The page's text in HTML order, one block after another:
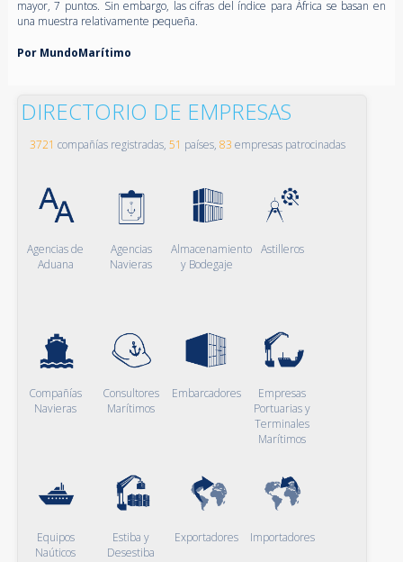
mayor, 7 puntos. Sin embargo, las cifras del índice para África se basan en
una muestra relativamente pequeña.
Por MundoMarítimo
DIRECTORIO DE EMPRESAS
3721 compañías registradas, 51 países, 83 empresas patrocinadas
Agencias de
Aduana
Agencias
Navieras
Almacenamiento
y Bodegaje
Astilleros
Compañías
Navieras
Consultores
Marítimos
Embarcadores
Empresas
Portuarias y
Terminales
Marítimos
Equipos
Naúticos
Estiba y
Desestiba
Exportadores Importadores